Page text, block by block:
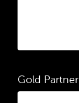
Gold Partner